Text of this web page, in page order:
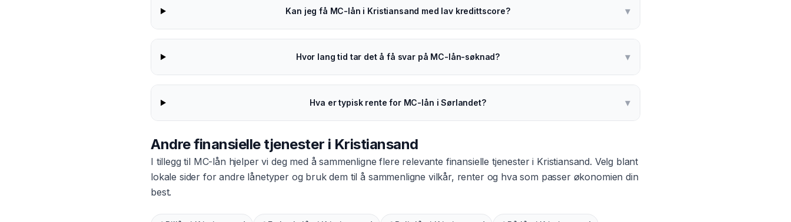
Kan jeg få MC-lån i Kristiansand med lav kredittscore? ▾
Hvor lang tid tar det å få svar på MC-lån-søknad? ▾
Hva er typisk rente for MC-lån i Sørlandet? ▾
Andre finansielle tjenester i Kristiansand
I tillegg til MC-lån hjelper vi deg med å sammenligne flere relevante finansielle tjenester i Kristiansand. Velg blant
lokale sider for andre lånetyper og bruk dem til å sammenligne vilkår, renter og hva som passer økonomien din
best.